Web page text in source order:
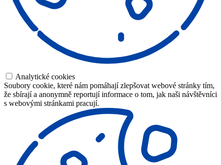
Analytické cookies
Soubory cookie, které nám pomáhají zlepšovat webové stránky tím,
že sbírají a anonymně reportují informace o tom, jak naši návštěvníci
s webovými stránkami pracují.